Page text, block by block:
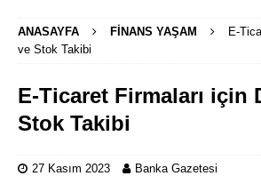
ANASAYFA FINANS YAŞAM
E-
ve Stok Takibi
E-Ticaret Firmaları için
Stok Takibi
27 Kasım 2023 Banka Gazetesi